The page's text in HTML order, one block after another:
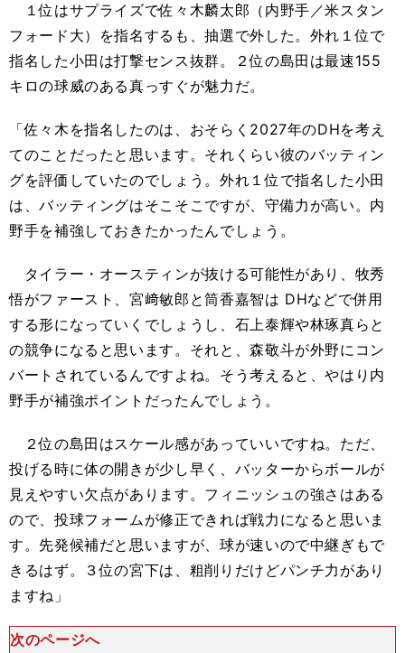
１位はサプライズで佐々木麟太郎（内野手／米スタン
フォード大）を指名するも、抽選で外した。外れ１位で
指名した小田は打撃センス抜群。２位の島田は最速155
キロの球威のある真っすぐが魅力だ。
「佐々木を指名したのは、おそらく2027年のDHを考え
てのことだったと思います。それくらい彼のバッティン
グを評価していたのでしょう。外れ１位で指名した小田
は、バッティングはそこそこですが、守備力が高い。内
野手を補強しておきたかったんでしょう。
タイラー・オースティンが抜ける可能性があり、牧秀
悟がファースト、宮﨑敏郎と筒香嘉智は DHなどで併用
する形になっていくでしょうし、石上泰輝や林琢真らと
の競争になると思います。それと、森敬斗が外野にコン
バートされているんですよね。そう考えると、やはり内
野手が補強ポイントだったんでしょう。
２位の島田はスケール感があっていいですね。ただ、
投げる時に体の開きが少し早く、バッターからボールが
見えやすい欠点があります。フィニッシュの強さはある
ので、投球フォームが修正できれば戦力になると思いま
す。先発候補だと思いますが、球が速いので中継ぎもで
きるはず。３位の宮下は、粗削りだけどパンチ力があり
ますね」
次のページへ